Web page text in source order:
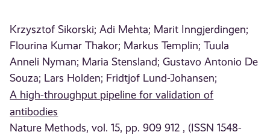
Krzysztof Sikorski; Adi Mehta; Marit Inngjerdingen;
Flourina Kumar Thakor; Markus Templin; Tuula
Anneli Nyman; Maria Stensland; Gustavo Antonio De
Souza; Lars Holden; Fridtjof Lund-Johansen;
A high-throughput pipeline for validation of
antibodies
Nature Methods, vol. 15, pp. 909 912 , (ISSN 1548-